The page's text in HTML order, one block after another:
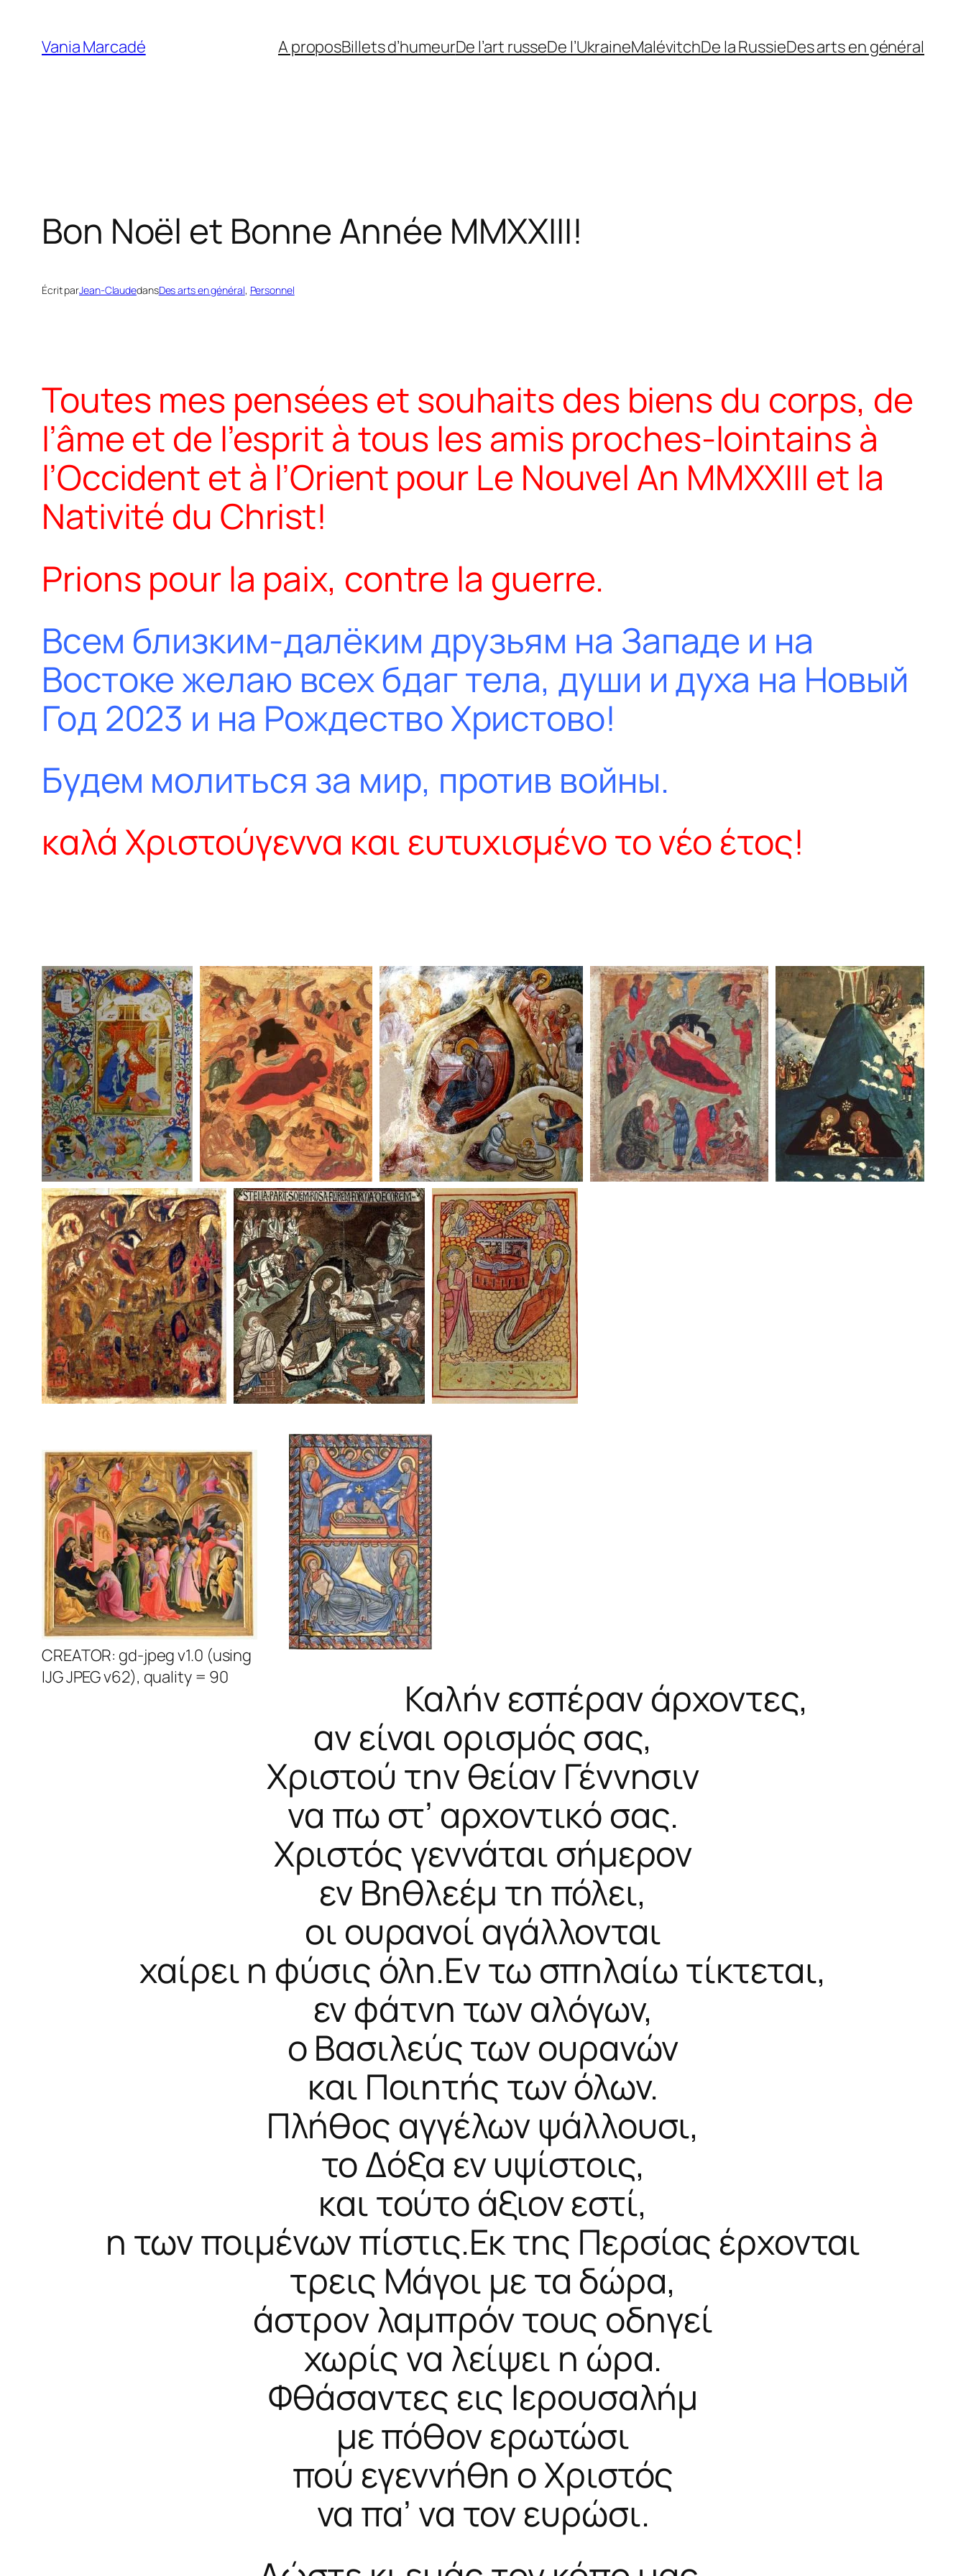
contenu
Vania Marcadé A proposBillets d’humeurDe l’art russeDe l’UkraineMalévitchDe la RussieDes arts en général
Bon Noël et Bonne Année MMXXIII!
Écrit parJean-ClaudedansDes arts en général, Personnel
Toutes mes pensées et souhaits des biens du corps, de
l’âme et de l’esprit à tous les amis proches-lointains à
l’Occident et à l’Orient pour Le Nouvel An MMXXIII et la
Nativité du Christ!
Prions pour la paix, contre la guerre.
Всем близким-далёким друзьям на Западе и на
Востоке желаю всех бдаг тела, души и духа на Новый
Год 2023 и на Рождество Христово!
Будем молиться за мир, против войны.
καλά Χριστούγεννα και ευτυχισμένο το νέο έτος!
CREATOR: gd-jpeg v1.0 (using
IJG JPEG v62), quality = 90
Καλήν εσπέραν άρχοντες,
αν είναι ορισμός σας,
Χριστού την θείαν Γέννησιν
να πω στ’ αρχοντικό σας.
Χριστός γεννάται σήμερον
εν Βηθλεέμ τη πόλει,
οι ουρανοί αγάλλονται
χαίρει η φύσις όλη.Εν τω σπηλαίω τίκτεται,
εν φάτνη των αλόγων,
ο Βασιλεύς των ουρανών
και Ποιητής των όλων.
Πλήθος αγγέλων ψάλλουσι,
το Δόξα εν υψίστοις,
και τούτο άξιον εστί,
η των ποιμένων πίστις.Εκ της Περσίας έρχονται
τρεις Μάγοι με τα δώρα,
άστρον λαμπρόν τους οδηγεί
χωρίς να λείψει η ώρα.
Φθάσαντες εις Ιερουσαλήμ
με πόθον ερωτώσι
πού εγεννήθη ο Χριστός
να πα’ να τον ευρώσι.